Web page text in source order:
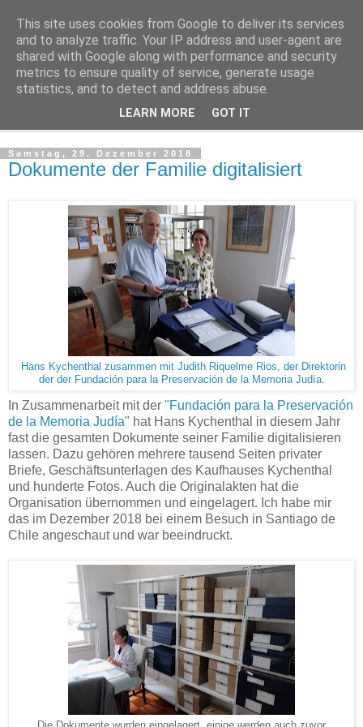
kychenthal.de
Samstag, 29. Dezember 2018
Dokumente der Familie digitalisiert
Hans Kychenthal zusammen mit Judith Riquelme Rios, der Direktorin
der der Fundación para la Preservación de la Memoria Judía.
In Zusammenarbeit mit der "Fundación para la Preservación
de la Memoria Judía" hat Hans Kychenthal in diesem Jahr
fast die gesamten Dokumente seiner Familie digitalisieren
lassen. Dazu gehören mehrere tausend Seiten privater
Briefe, Geschäftsunterlagen des Kaufhauses Kychenthal
und hunderte Fotos. Auch die Originalakten hat die
Organisation übernommen und eingelagert. Ich habe mir
das im Dezember 2018 bei einem Besuch in Santiago de
Chile angeschaut und war beeindruckt.
This site uses cookies from Google to deliver its services
and to analyze traffic. Your IP address and user-agent are
shared with Google along with performance and security
metrics to ensure quality of service, generate usage
statistics, and to detect and address abuse.
LEARN MORE GOT IT